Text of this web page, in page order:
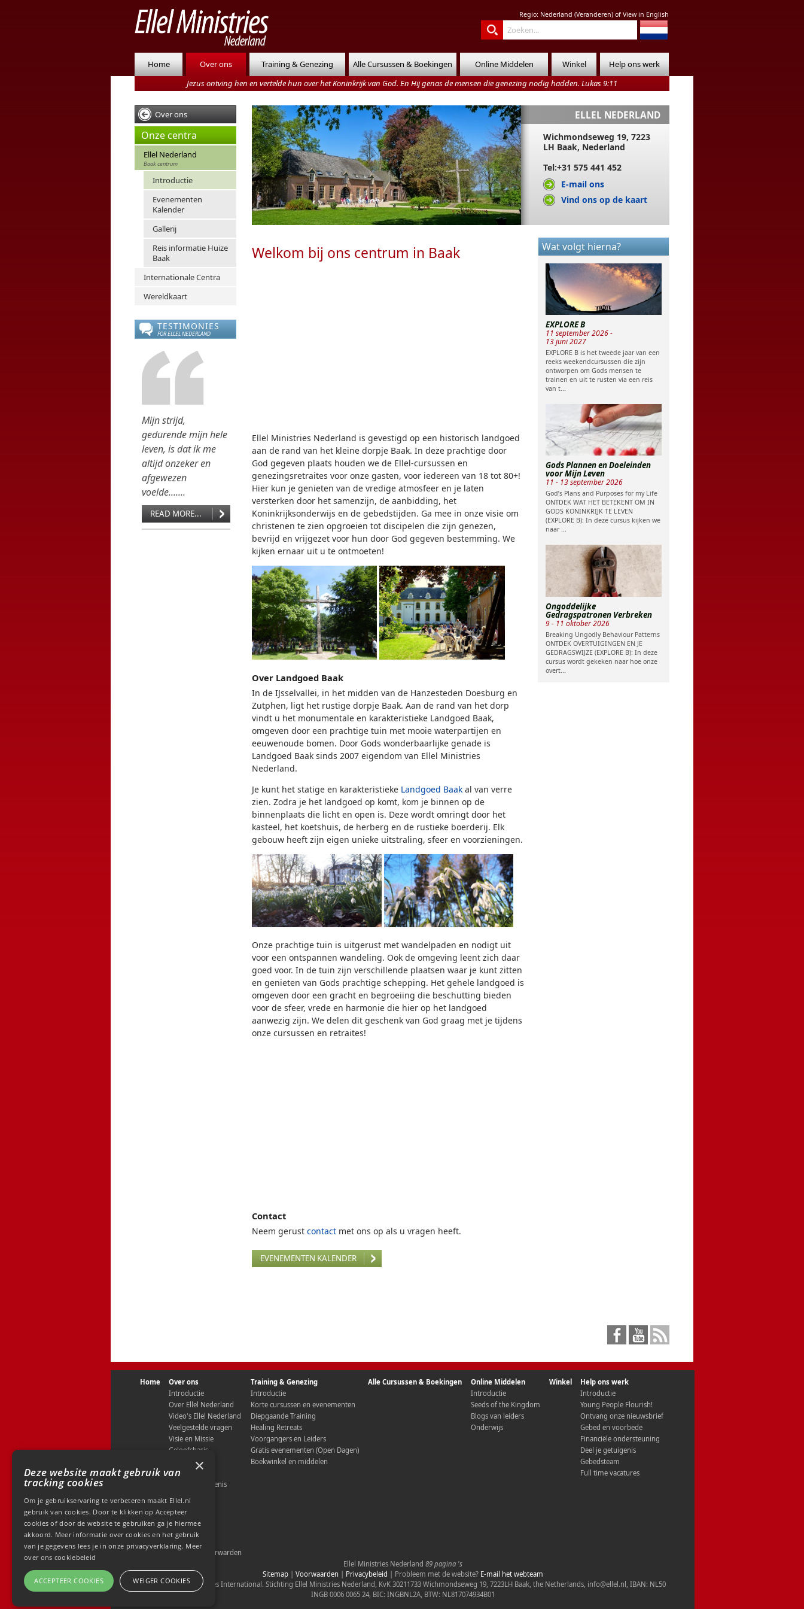
Regio: Nederland (Veranderen) of View in English
Home Over ons Training & Genezing Alle Cursussen & Boekingen Online Middelen Winkel
Help ons werk
Jezus ontving hen en vertelde hun over het Koninkrijk van God. En Hij genas de mensen die genezing nodig hadden. Lukas 9:11
Over ons
Onze centra
Ellel Nederland
Baak centrum
Introductie
Evenementen
Kalender
Gallerij
Reis informatie Huize
Baak
Internationale Centra
Wereldkaart
TESTIMONIES
FOR ELLEL NEDERLAND
Mijn strijd,
gedurende mijn hele
leven, is dat ik me
altijd onzeker en
afgewezen
voelde.......
READ MORE...
ELLEL NEDERLAND
Wichmondseweg 19, 7223
LH Baak, Nederland
Tel:+31 575 441 452
E-mail ons
Vind ons op de kaart
Welkom bij ons centrum in Baak
Ellel Ministries Nederland is gevestigd op een historisch landgoed
aan de rand van het kleine dorpje Baak. In deze prachtige door
God gegeven plaats houden we de Ellel-cursussen en
genezingsretraites voor onze gasten, voor iedereen van 18 tot 80+!
Hier kun je genieten van de vredige atmosfeer en je laten
versterken door het samenzijn, de aanbidding, het
Koninkrijksonderwijs en de gebedstijden. Ga mee in onze visie om
christenen te zien opgroeien tot discipelen die zijn genezen,
bevrijd en vrijgezet voor hun door God gegeven bestemming. We
kijken ernaar uit u te ontmoeten!
Over Landgoed Baak
In de IJsselvallei, in het midden van de Hanzesteden Doesburg en
Zutphen, ligt het rustige dorpje Baak. Aan de rand van het dorp
vindt u het monumentale en karakteristieke Landgoed Baak,
omgeven door een prachtige tuin met mooie waterpartijen en
eeuwenoude bomen. Door Gods wonderbaarlijke genade is
Landgoed Baak sinds 2007 eigendom van Ellel Ministries
Nederland.
Je kunt het statige en karakteristieke Landgoed Baak al van verre
zien. Zodra je het landgoed op komt, kom je binnen op de
binnenplaats die licht en open is. Deze wordt omringt door het
kasteel, het koetshuis, de herberg en de rustieke boerderij. Elk
gebouw heeft zijn eigen unieke uitstraling, sfeer en voorzieningen.
Onze prachtige tuin is uitgerust met wandelpaden en nodigt uit
voor een ontspannen wandeling. Ook de omgeving leent zich daar
goed voor. In de tuin zijn verschillende plaatsen waar je kunt zitten
en genieten van Gods prachtige schepping. Het gehele landgoed is
omgeven door een gracht en begroeiing die beschutting bieden
voor de sfeer, vrede en harmonie die hier op het landgoed
aanwezig zijn. We delen dit geschenk van God graag met je tijdens
onze cursussen en retraites!
Contact
Neem gerust contact met ons op als u vragen heeft.
EVENEMENTEN KALENDER
Wat volgt hierna?
EXPLORE B
11 september 2026 -
13 juni 2027
EXPLORE B is het tweede jaar van een
reeks weekendcursussen die zijn
ontworpen om Gods mensen te
trainen en uit te rusten via een reis
van t...
Gods Plannen en Doeleinden
voor Mijn Leven
11 - 13 september 2026
God’s Plans and Purposes for my Life
ONTDEK WAT HET BETEKENT OM IN
GODS KONINKRIJK TE LEVEN
(EXPLORE B): In deze cursus kijken we
naar ...
Ongoddelijke
Gedragspatronen Verbreken
9 - 11 oktober 2026
Breaking Ungodly Behaviour Patterns
ONTDEK OVERTUIGINGEN EN JE
GEDRAGSWIJZE (EXPLORE B): In deze
cursus wordt gekeken naar hoe onze
overt...
Home
Over ons
Introductie
Over Ellel Nederland
Video's Ellel Nederland
Veelgestelde vragen
Visie en Missie
Geloofsbasis
Onze centra
Ons team
Onze geschiedenis
Aanbevelingen
Contact
Algemene Voorwarden
Training & Genezing
Introductie
Korte cursussen en evenementen
Diepgaande Training
Healing Retreats
Voorgangers en Leiders
Gratis evenementen (Open Dagen)
Boekwinkel en middelen
Alle Cursussen & Boekingen
Online Middelen
Introductie
Seeds of the Kingdom
Blogs van leiders
Onderwijs
Winkel
Help ons werk
Introductie
Young People Flourish!
Ontvang onze nieuwsbrief
Gebed en voorbede
Financiële ondersteuning
Deel je getuigenis
Gebedsteam
Full time vacatures
Ellel Ministries Nederland 89 pagina 's
Sitemap| Voorwaarden Privacybeleid | Probleem met de website? E-mail het webteam
©MMXXVI Ellel Ministries International. Stichting Ellel Ministries Nederland, KvK 30211733 Wichmondseweg 19, 7223LH Baak, the Netherlands, info@ellel.nl, IBAN: NL50
INGB 0006 0065 24, BIC: INGBNL2A, BTW: NL817074934B01
Deze website maakt gebruik van
tracking cookies
Om je gebruikservaring te verbeteren maakt Ellel.nl
gebruik van cookies. Door te klikken op Accepteer
cookies of door de website te gebruiken ga je hiermee
akkoord. Meer informatie over cookies en het gebruik
van je gegevens lees je in onze privacyverklaring. Meer
over ons cookiebeleid
ACCEPTEER COOKIES WEIGER COOKIES
×